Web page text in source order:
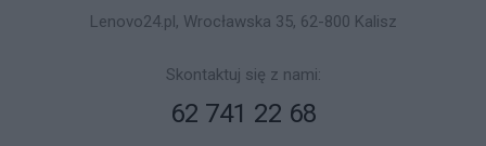
Lenovo24.pl, Wrocławska 35, 62-800 Kalisz
Skontaktuj się z nami:
62 741 22 68